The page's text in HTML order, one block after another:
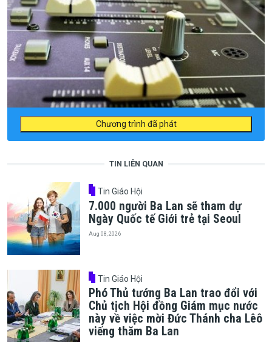
Chương trình đã phát
TIN LIÊN QUAN
Tin Giáo Hội
7.000 người Ba Lan sẽ tham dự
Ngày Quốc tế Giới trẻ tại Seoul
Aug 08, 2026
Tin Giáo Hội
Phó Thủ tướng Ba Lan trao đổi với
Chủ tịch Hội đồng Giám mục nước
này về việc mời Đức Thánh cha Lêô
viếng thăm Ba Lan